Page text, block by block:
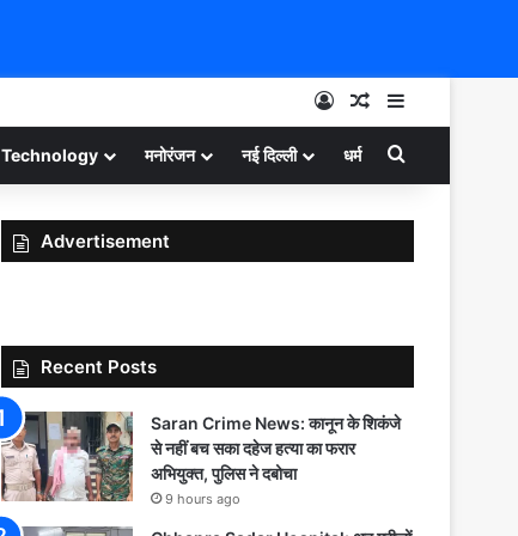
Log InRandom Article
Sidebar
Technology मनोरंजन नई दिल्ली धर्म Search for
Advertisement
Recent Posts
Saran Crime News: कानून के शिकंजे
से नहीं बच सका दहेज हत्या का फरार
अभियुक्त, पुलिस ने दबोचा
9 hours ago